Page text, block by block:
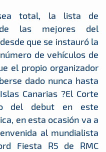
total, la lista de
las mejores del
que se instauró la
de vehículos de
el propio organizador
dado nunca hasta
Canarias ?El Corte
del debut en este
en esta ocasión va a
al mundialista
Fiesta R5 de RMC